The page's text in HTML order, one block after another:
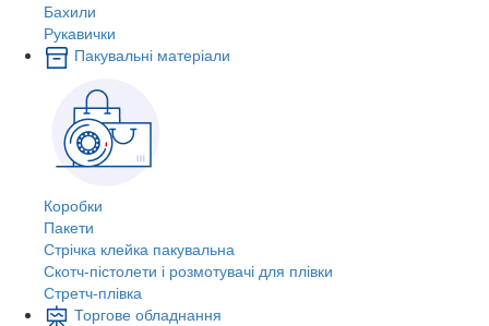
Бахили
Рукавички
Пакувальні матеріали
Коробки
Пакети
Стрічка клейка пакувальна
Скотч-пістолети і розмотувачі для плівки
Стретч-плівка
Торгове обладнання